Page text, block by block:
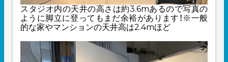
スタジオ内の天井の高さは約3.6mあるので写真の
ように脚立に登ってもまだ余裕があります！※一般
的な家やマンションの天井高は2.4mほど